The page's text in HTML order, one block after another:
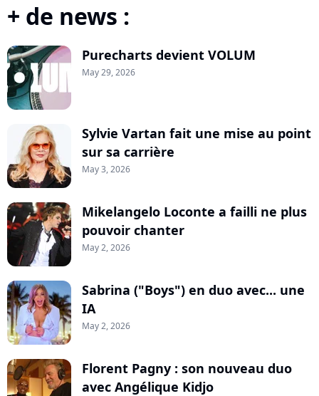
+ de news :
Purecharts devient VOLUM
May 29, 2026
Sylvie Vartan fait une mise au point
sur sa carrière
May 3, 2026
Mikelangelo Loconte a failli ne plus
pouvoir chanter
May 2, 2026
Sabrina ("Boys") en duo avec... une
IA
May 2, 2026
Florent Pagny : son nouveau duo
avec Angélique Kidjo